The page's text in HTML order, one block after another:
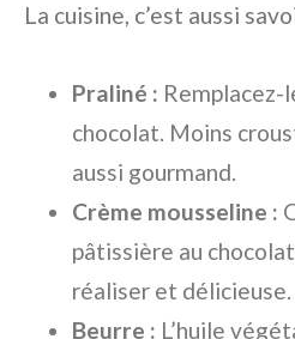
La cuisine, c’est aussi
Praliné : Remplacez-
chocolat. Moins
aussi gourmand.
Crème mousseline :
pâtissière au
réaliser et délicieuse.
Beurre : L’huile